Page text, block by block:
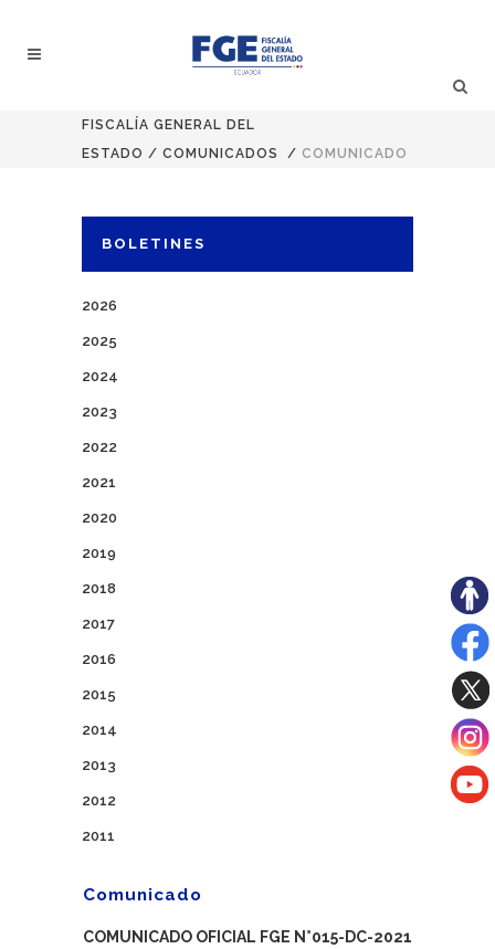
FISCALÍA GENERAL DEL
ESTADO / COMUNICADOS / COMUNICADO
BOLETINES
2026
2025
2024
2023
2022
2021
2020
2019
2018
2017
2016
2015
2014
2013
2012
2011
Comunicado
COMUNICADO OFICIAL FGE N°015-DC-2021